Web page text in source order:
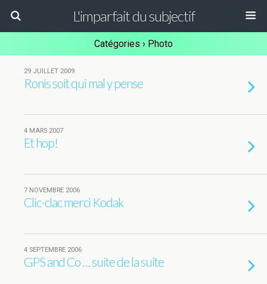
L'imparfait du subjectif
Catégories › Photo
29 JUILLET 2009
Ronis soit qui mal y pense
4 MARS 2007
Et hop!
7 NOVEMBRE 2006
Clic-clac merci Kodak
4 SEPTEMBRE 2006
GPS and Co … suite de la suite